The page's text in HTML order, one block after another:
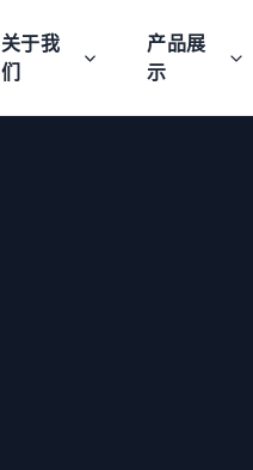
关于我
们
产品展
示